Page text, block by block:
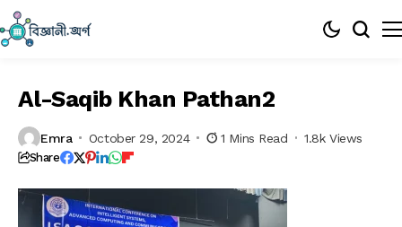
Al-Saqib Khan Pathan2
Emra October 29, 2024 1 Mins Read 1.8k Views
Share